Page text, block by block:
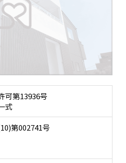
可第13936号
式
第002741号